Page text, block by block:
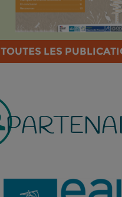
TOUTES LES